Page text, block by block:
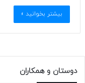
بیشتر بخوانید »
دوستان و همکاران